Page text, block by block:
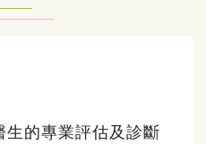
生的專業評估及診斷